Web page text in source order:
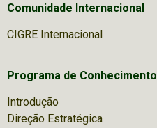
Comunidade Internacional
CIGRE Internacional
Programa de Conhecimento
Introdução
Direção Estratégica